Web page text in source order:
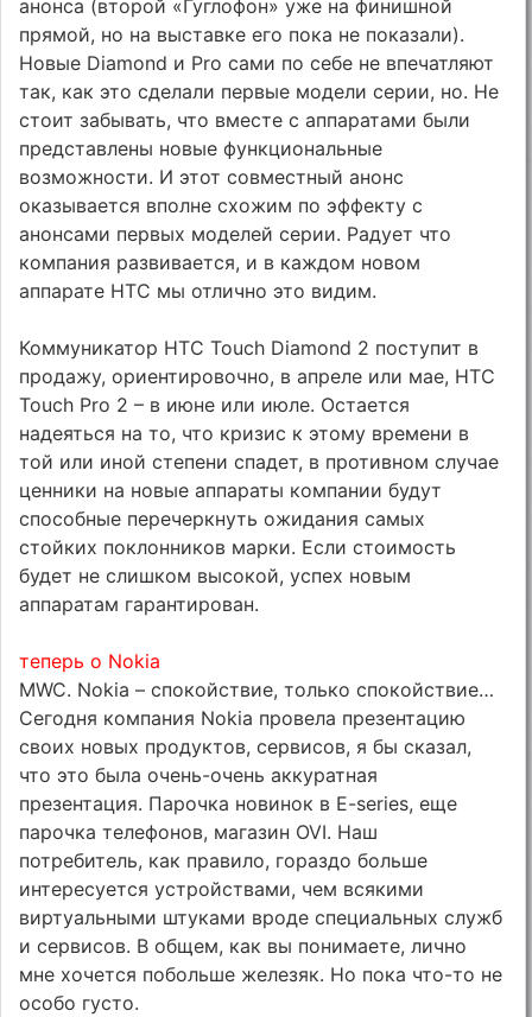
анонса (второй «Гуглофон» уже на финишной
прямой, но на выставке его пока не показали).
Новые Diamond и Pro сами по себе не впечатляют
так, как это сделали первые модели серии, но. Не
стоит забывать, что вместе с аппаратами были
представлены новые функциональные
возможности. И этот совместный анонс
оказывается вполне схожим по эффекту с
анонсами первых моделей серии. Радует что
компания развивается, и в каждом новом
аппарате HTC мы отлично это видим.
Коммуникатор HTC Touch Diamond 2 поступит в
продажу, ориентировочно, в апреле или мае, HTC
Touch Pro 2 – в июне или июле. Остается
надеяться на то, что кризис к этому времени в
той или иной степени спадет, в противном случае
ценники на новые аппараты компании будут
способные перечеркнуть ожидания самых
стойких поклонников марки. Если стоимость
будет не слишком высокой, успех новым
аппаратам гарантирован.
теперь о Nokia
MWC. Nokia – спокойствие, только спокойствие…
Сегодня компания Nokia провела презентацию
своих новых продуктов, сервисов, я бы сказал,
что это была очень-очень аккуратная
презентация. Парочка новинок в E-series, еще
парочка телефонов, магазин OVI. Наш
потребитель, как правило, гораздо больше
интересуется устройствами, чем всякими
виртуальными штуками вроде специальных служб
и сервисов. В общем, как вы понимаете, лично
мне хочется побольше железяк. Но пока что-то не
особо густо.